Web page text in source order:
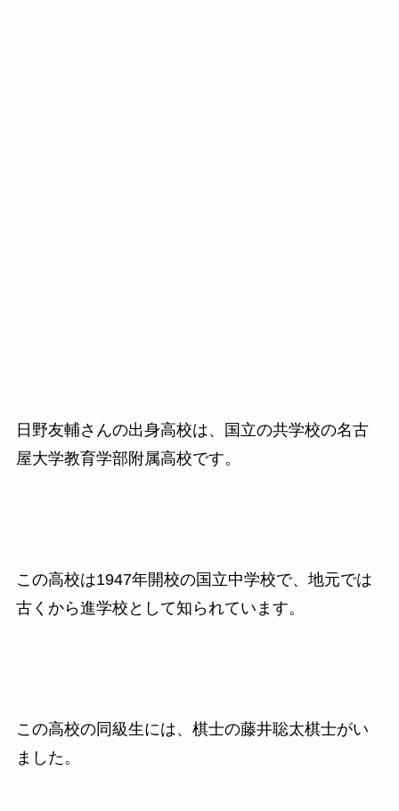
日野友輔さんの出身高校は、国立の共学校の名古
屋大学教育学部附属高校です。
この高校は1947年開校の国立中学校で、地元では
古くから進学校として知られています。
この高校の同級生には、棋士の藤井聡太棋士がい
ました。